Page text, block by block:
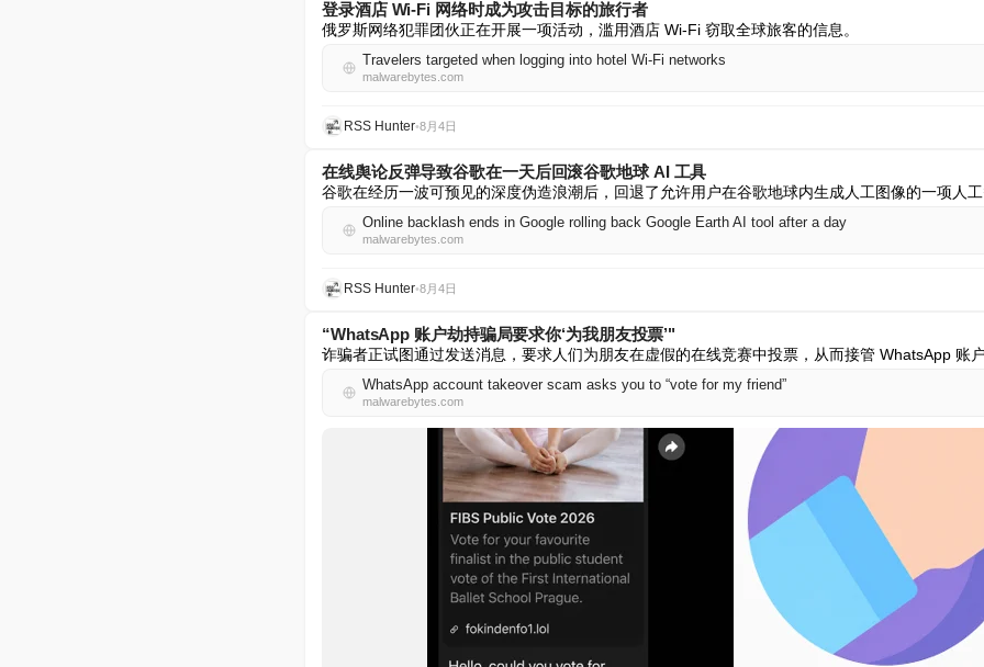
登录酒店 Wi-Fi 网络时成为攻击目标的旅行者
俄罗斯网络犯罪团伙正在开展一项活动，滥用酒店 Wi-Fi 窃取全球旅客的信息。
Travelers targeted when logging into hotel Wi-Fi networks
malwarebytes.com
RSS Hunter•8月4日
在线舆论反弹导致谷歌在一天后回滚谷歌地球 AI 工具
谷歌在经历一波可预见的深度伪造浪潮后，回退了允许用户在谷歌地球内生成人工图像的一项人
Online backlash ends in Google rolling back Google Earth AI tool after a day
malwarebytes.com
RSS Hunter•8月4日
“WhatsApp 账户劫持骗局要求你‘为我朋友投票’"
诈骗者正试图通过发送消息，要求人们为朋友在虚假的在线竞赛中投票，从而接管 WhatsApp 账
WhatsApp account takeover scam asks you to “vote for my friend”
malwarebytes.com